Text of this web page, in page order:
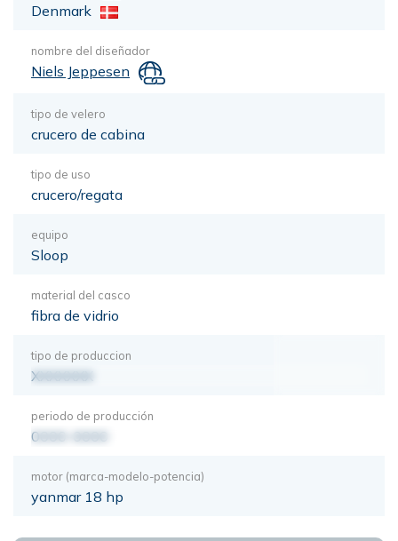
Denmark
nombre del diseñador
Niels Jeppesen
tipo de velero
crucero de cabina
tipo de uso
crucero/regata
equipo
Sloop
material del casco
fibra de vidrio
tipo de produccion
XXXXXXX
periodo de producción
0000-0000
motor (marca-modelo-potencia)
yanmar 18 hp